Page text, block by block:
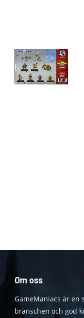
Om oss
GameManiacs är en
branschen och god